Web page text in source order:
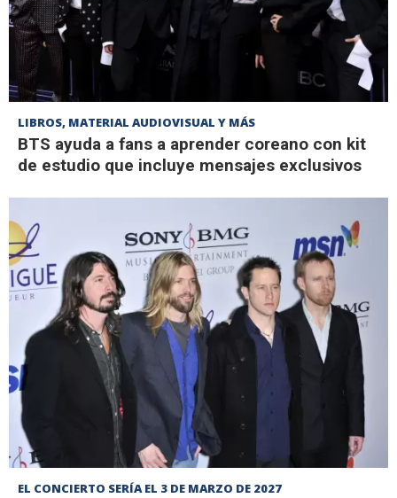
LIBROS, MATERIAL AUDIOVISUAL Y MÁS
BTS ayuda a fans a aprender coreano con kit
de estudio que incluye mensajes exclusivos
EL CONCIERTO SERÍA EL 3 DE MARZO DE 2027